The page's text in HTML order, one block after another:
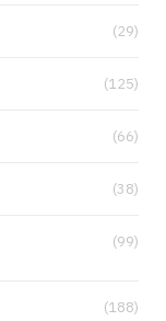
(29)
(125)
(66)
(38)
(99)
(188)